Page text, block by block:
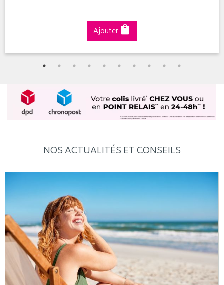
Ajouter
NOS ACTUALITÉS ET CONSEILS